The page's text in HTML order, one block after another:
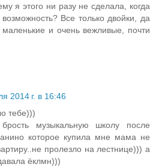
я этого ни разу не сделала, когда
Все только двойки, да
маленькие и очень вежливые, почти
2014 г. в 16:46
тебе)))
музыкальную школу после
которое купила мне мама не
пролезло на лестнице))) а
ёклмн)))